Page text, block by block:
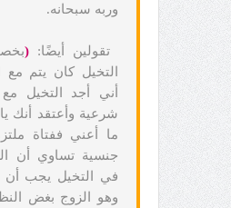
وربه سبحانه.
تقولين أيضًا: (
التخيل كان يتم
أني أجد التخيل مع
شرعية وأعتقد أنك
ما أعني ففتاة
جنسية تساوي أن
في التخيل يجب أن
وهو الزوج بغض